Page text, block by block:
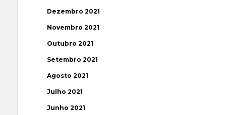
Dezembro 2021
Novembro 2021
Outubro 2021
Setembro 2021
Agosto 2021
Julho 2021
Junho 2021